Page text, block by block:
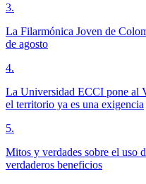
3.
La Filarmónica Joven de
de agosto
4.
La Universidad ECCI pone al
el territorio ya es una exigencia
5.
Mitos y verdades sobre el uso
verdaderos beneficios